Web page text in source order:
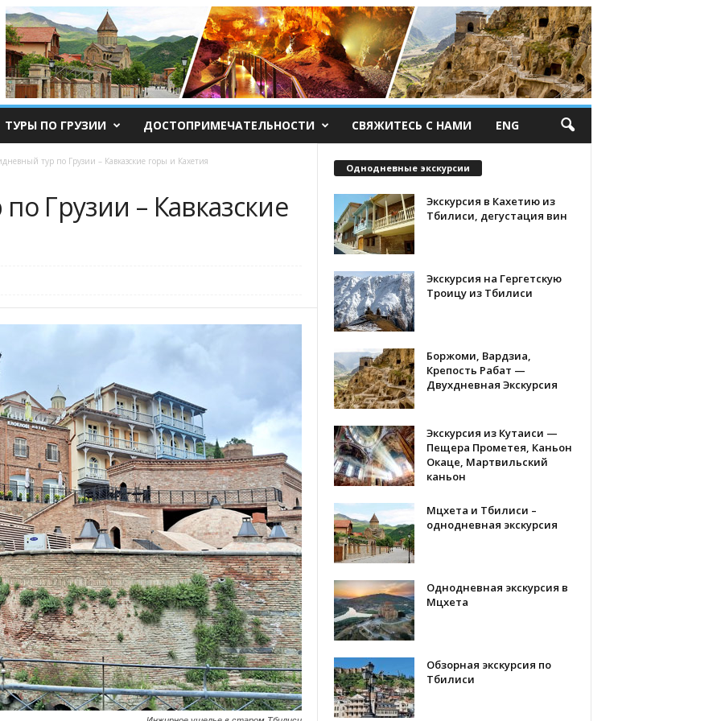
ТУРЫ ПО ГРУЗИИ ДОСТОПРИМЕЧАТЕЛЬНОСТИ СВЯЖИТЕСЬ С НАМИ ENG
тур по Грузии – Кавказские горы и Кахетия
Грузии – Кавказские
Однодневные экскурсии
Экскурсия в Кахетию из
Тбилиси, дегустация вин
Экскурсия на Гергетскую
Троицу из Тбилиси
Боржоми, Вардзиа,
Крепость Рабат —
Двухдневная Экскурсия
Экскурсия из Кутаиси —
Пещера Прометея, Каньон
Окаце, Мартвильский
каньон
Мцхета и Тбилиси –
однодневная экскурсия
Однодневная экскурсия в
Мцхета
Обзорная экскурсия по
Тбилиси